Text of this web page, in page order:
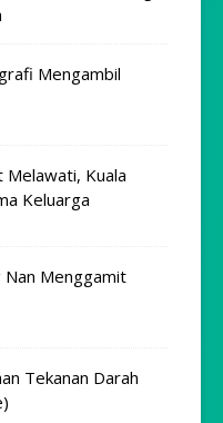
Mengambil
Melawati, Kuala
Keluarga
Nan Menggamit
Tekanan Darah